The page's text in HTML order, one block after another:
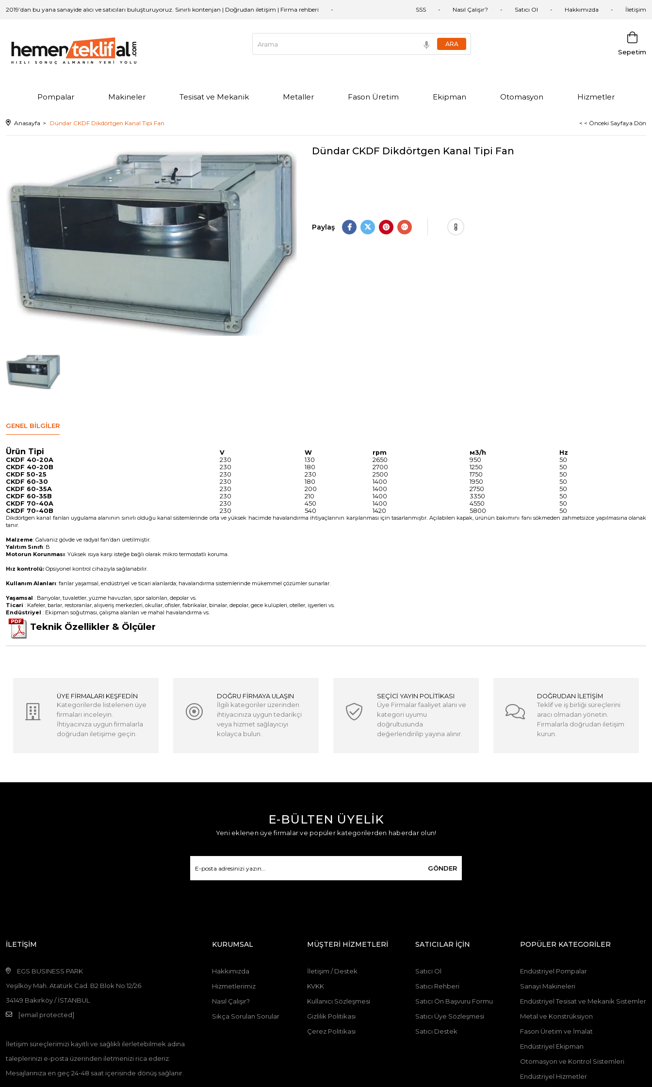
2019’dan bu yana sanayide alıcı ve satıcıları buluşturuyoruz. Sınırlı kontenjan | Doğrudan iletişim | Firma rehberi SSS Nasıl Çalışır? Satıcı Ol Hakkımızda İletişim
Sepetim
Pompalar Makineler Tesisat ve Mekanik Metaller Fason Üretim Ekipman Otomasyon Hizmetler
Anasayfa Dündar CKDF Dikdörtgen Kanal Tipi Fan < < Önceki Sayfaya Dön
Dündar CKDF Dikdörtgen Kanal Tipi Fan
Paylaş
GENEL BILGILER
Ürün Tipi V W rpm м3/h
Hz
CKDF 40-20A
230 130 2650 950
50
CKDF 40-20B
230 180 2700 1250
50
CKDF 50-25
230 230 2500 1750
50
CKDF 60-30
230 180 1400 1950
50
CKDF 60-35A
230 200 1400 2750
50
CKDF 60-35B
230 210 1400 3350
50
CKDF 70-40A
230 450 1400 4550
50
CKDF 70-40B
230 540 1420 5800 50
Dikdörtgen kanal fanları uygulama alanının sınırlı olduğu kanal sistemlerinde orta ve yüksek hacimde havalandırma ihtiyaçlarının karşılanması için tasarlanmıştır. Açılabilen kapak, ürünün bakımını fanı sökmeden zahmetsizce yapılmasına olanak
tanır.
Malzeme: Galvaniz gövde ve radyal fan’dan üretilmiştir.
Yalıtım Sınıfı: B
Motorun Korunması: Yüksek ısıya karşı isteğe bağlı olarak mikro termostatlı koruma.
Hız kontrolü: Opsiyonel kontrol cihazıyla sağlanabilir.
Kullanım Alanları: fanlar yaşamsal, endüstriyel ve ticari alanlarda; havalandırma sistemlerinde mükemmel çözümler sunarlar.
Yaşamsal : Banyolar, tuvaletler, yüzme havuzları, spor salonları, depolar vs.
Ticari : Kafeler, barlar, restoranlar, alışveriş merkezleri, okullar, ofisler, fabrikalar, binalar, depolar, gece kulüpleri, oteller, işyerleri vs.
Endüstriyel : Ekipman soğutması, çalışma alanları ve mahal havalandırma vs.
Teknik Özellikler & Ölçüler
ÜYE FİRMALARI KEŞFEDİN
Kategorilerde listelenen üye
firmaları inceleyin.
İhtiyacınıza uygun firmalarla
doğrudan iletişime geçin.
DOĞRU FİRMAYA ULAŞIN
İlgili kategoriler üzerinden
ihtiyacınıza uygun tedarikçi
veya hizmet sağlayıcıyı
kolayca bulun.
SEÇİCİ YAYIN POLİTİKASI
Üye Firmalar faaliyet alanı ve
kategori uyumu
doğrultusunda
değerlendirilip yayına alınır.
DOĞRUDAN İLETİŞİM
Teklif ve iş birliği süreçlerini
aracı olmadan yönetin.
Firmalarla doğrudan iletişim
kurun.
E-BÜLTEN ÜYELİK
Yeni eklenen üye firmalar ve popüler kategorilerden haberdar olun!
GÖNDER
İLETİŞİM
EGS BUSINESS PARK
Yeşilköy Mah. Atatürk Cad. B2 Blok No:12/26
34149 Bakırköy / İSTANBUL
[email protected]
İletişim süreçlerimizi kayıtlı ve sağlıklı ilerletebilmek adına
taleplerinizi e-posta üzerinden iletmenizi rica ederiz.
Mesajlarınıza en geç 24-48 saat içerisinde dönüş sağlanır.
KURUMSAL
Hakkımızda
Hizmetlerimiz
Nasıl Çalışır?
Sıkça Sorulan Sorular
MÜŞTERİ HİZMETLERİ
İletişim / Destek
KVKK
Kullanıcı Sözleşmesi
Gizlilik Politikası
Çerez Politikası
SATICILAR İÇİN
Satıcı Ol
Satıcı Rehberi
Satıcı Ön Başvuru Formu
Satıcı Üye Sözleşmesi
Satıcı Destek
POPÜLER KATEGORİLER
Endüstriyel Pompalar
Sanayi Makineleri
Endüstriyel Tesisat ve Mekanik Sistemler
Metal ve Konstrüksiyon
Fason Üretim ve İmalat
Endüstriyel Ekipman
Otomasyon ve Kontrol Sistemleri
Endüstriyel Hizmetler